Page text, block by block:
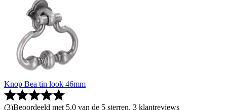
Knop Bea tin look 46mm
(3)Beoordeeld met 5.0 van de 5 sterren, 3 klantreviews